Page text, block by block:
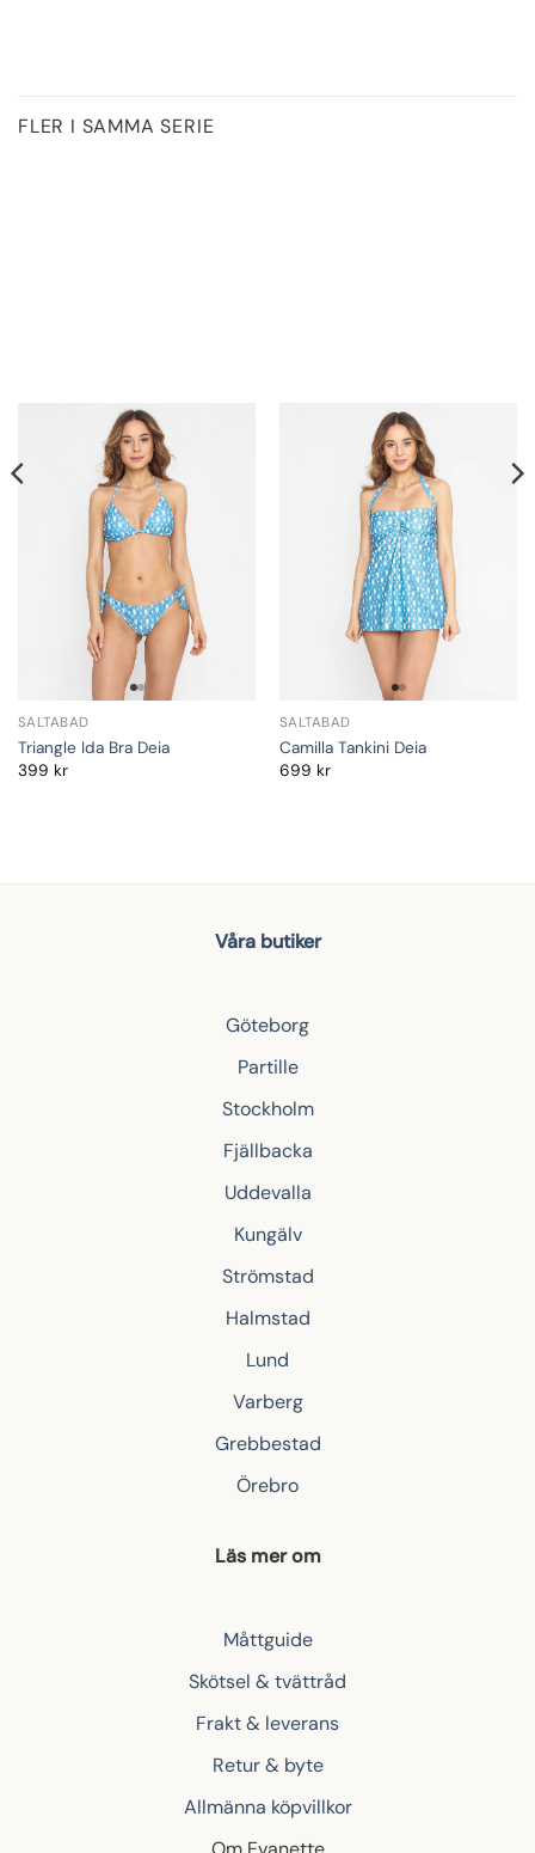
FLER I SAMMA SERIE
SALTABAD
Triangle Ida Bra Deia
399 kr
SALTABAD
Camilla Tankini Deia
699 kr
Våra butiker
Göteborg
Partille
Stockholm
Fjällbacka
Uddevalla
Kungälv
Strömstad
Halmstad
Lund
Varberg
Grebbestad
Örebro
Läs mer om
Måttguide
Skötsel & tvättråd
Frakt & leverans
Retur & byte
Allmänna köpvillkor